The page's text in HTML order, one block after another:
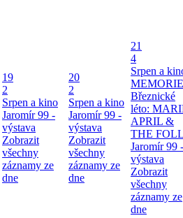
19
2
Srpen a kino
Jaromír 99 -
výstava
Zobrazit
všechny
záznamy ze
dne
20
2
Srpen a kino
Jaromír 99 -
výstava
Zobrazit
všechny
záznamy ze
dne
21
4
Srpen a
Březnické
léto:
APRIL &
THE
Jaromír 99 -
výstava
Zobrazit
všechny
záznamy ze
dne